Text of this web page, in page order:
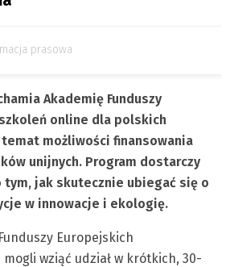
prasowa
Akademię Funduszy
online dla polskich
możliwości finansowania
unijnych. Program dostarczy
tym, jak skutecznie ubiegać się o
w innowacje i ekologię.
Europejskich
wziąć udział w krótkich, 30-